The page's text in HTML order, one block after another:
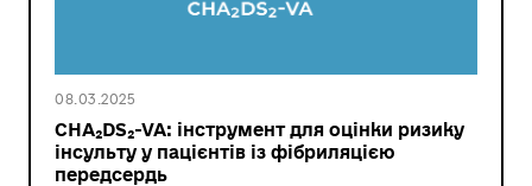
08.03.2025
CHA₂DS₂-VA: інструмент для оцінки ризику
інсульту у пацієнтів із фібриляцією
передсердь